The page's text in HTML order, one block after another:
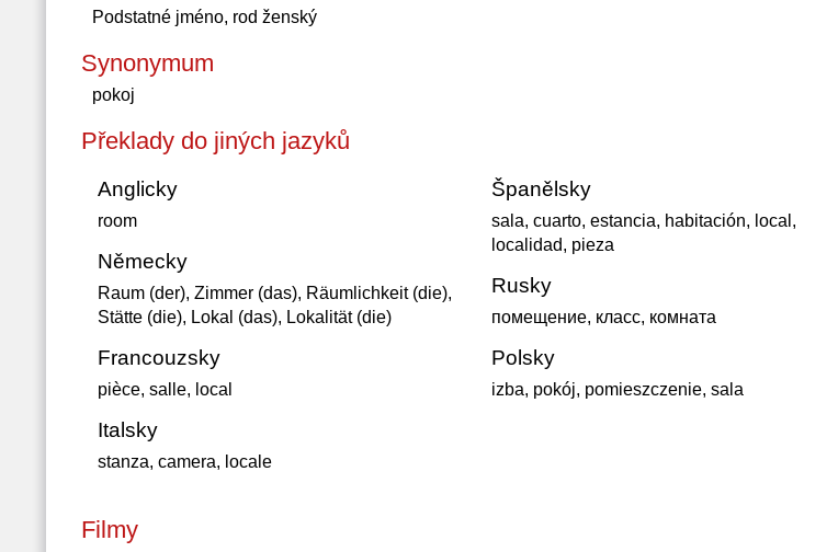
Podstatné jméno, rod ženský
Synonymum
pokoj
Překlady do jiných jazyků
Anglicky
room
Německy
Raum (der), Zimmer (das), Räumlichkeit (die),
Stätte (die), Lokal (das), Lokalität (die)
Francouzsky
pièce, salle, local
Italsky
stanza, camera, locale
Španělsky
sala, cuarto, estancia, habitación, local,
localidad, pieza
Rusky
помещение, класс, комната
Polsky
izba, pokój, pomieszczenie, sala
Filmy